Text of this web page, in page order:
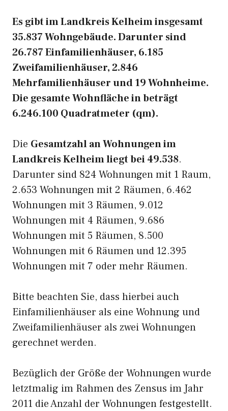
Es gibt im Landkreis Kelheim insgesamt
35.837 Wohngebäude. Darunter sind
26.787 Einfamilienhäuser, 6.185
Zweifamilienhäuser, 2.846
Mehrfamilienhäuser und 19 Wohnheime.
Die gesamte Wohnfläche in beträgt
6.246.100 Quadratmeter (qm).
Die Gesamtzahl an Wohnungen im
Landkreis Kelheim liegt bei 49.538.
Darunter sind 824 Wohnungen mit 1 Raum,
2.653 Wohnungen mit 2 Räumen, 6.462
Wohnungen mit 3 Räumen, 9.012
Wohnungen mit 4 Räumen, 9.686
Wohnungen mit 5 Räumen, 8.500
Wohnungen mit 6 Räumen und 12.395
Wohnungen mit 7 oder mehr Räumen.
Bitte beachten Sie, dass hierbei auch
Einfamilienhäuser als eine Wohnung und
Zweifamilienhäuser als zwei Wohnungen
gerechnet werden.
Bezüglich der Größe der Wohnungen wurde
letztmalig im Rahmen des Zensus im Jahr
2011 die Anzahl der Wohnungen festgestellt.